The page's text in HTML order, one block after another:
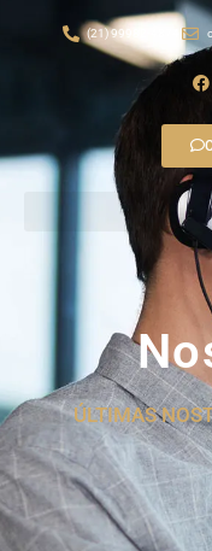
(21) 99982-4874
ÚLTIMAS